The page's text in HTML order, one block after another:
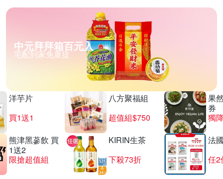
中元拜拜箱百元入
宅配到家免重提
洋芋片
買1送1
八方聚福組
超值組$750
果
券
獨
熊津黑蔘飲 買
1送2
限搶超值組
KIRIN生茶
下殺73折
法
任2